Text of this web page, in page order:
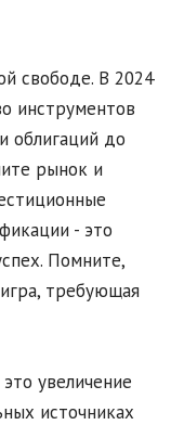
свободе. В 2024
инструментов
облигаций до
рынок и
- это
Помните,
требующая
увеличение
источниках